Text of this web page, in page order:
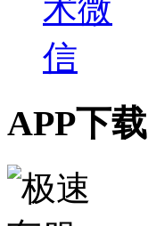
APP下载